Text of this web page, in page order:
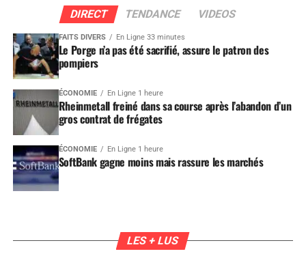
DIRECT TENDANCE VIDEOS
FAITS DIVERS En Ligne 33 minutes
Le Porge n’a pas été sacrifié, assure le patron des
pompiers
ÉCONOMIE En Ligne 1 heure
Rheinmetall freiné dans sa course après l’abandon d’un
gros contrat de frégates
ÉCONOMIE En Ligne 1 heure
SoftBank gagne moins mais rassure les marchés
LES + LUS